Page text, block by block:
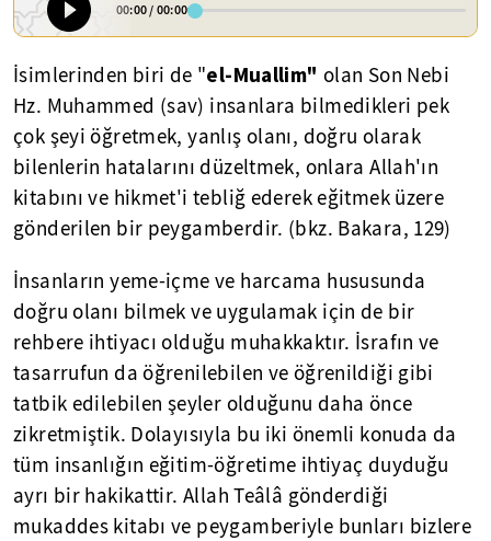
00:00/00:00
İsimlerinden biri de "el-Muallim" olan Son Nebi
Hz. Muhammed (sav) insanlara bilmedikleri pek
çok şeyi öğretmek, yanlış olanı, doğru olarak
bilenlerin hatalarını düzeltmek, onlara Allah'ın
kitabını ve hikmet'i tebliğ ederek eğitmek üzere
gönderilen bir peygamberdir. (bkz. Bakara, 129)
İnsanların yeme-içme ve harcama hususunda
doğru olanı bilmek ve uygulamak için de bir
rehbere ihtiyacı olduğu muhakkaktır. İsrafın ve
tasarrufun da öğrenilebilen ve öğrenildiği gibi
tatbik edilebilen şeyler olduğunu daha önce
zikretmiştik. Dolayısıyla bu iki önemli konuda da
tüm insanlığın eğitim-öğretime ihtiyaç duyduğu
ayrı bir hakikattir. Allah Teâlâ gönderdiği
mukaddes kitabı ve peygamberiyle bunları bizlere